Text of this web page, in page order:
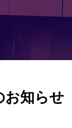
お知らせ